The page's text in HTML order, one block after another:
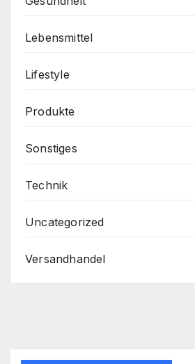
Lebensmittel
Lifestyle
Produkte
Sonstiges
Technik
Uncategorized
Versandhandel